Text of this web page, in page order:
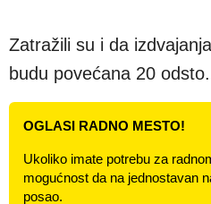
Zatražili su i da
budu povećana 20 odsto.
OGLASI RADNO MESTO!
Ukoliko imate potrebu za
mogućnost da na jednostavan
posao.